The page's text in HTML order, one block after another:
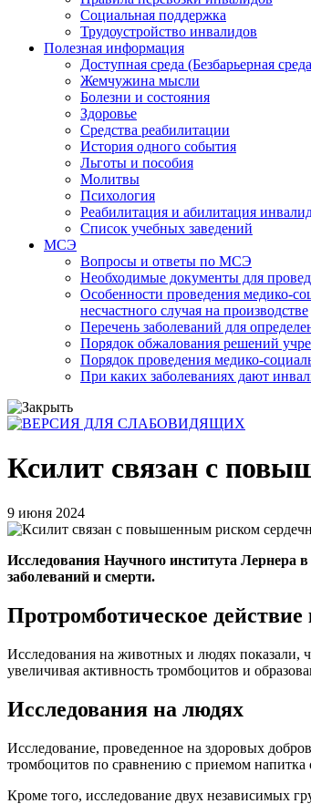
Социальная поддержка
Трудоустройство инвалидов
Полезная информация
Доступная среда (Безбарьерная
Жемчужина мысли
Болезни и состояния
Здоровье
Средства реабилитации
История одного события
Льготы и пособия
Молитвы
Психология
Реабилитация и абилитация
Список учебных заведений
МСЭ
Вопросы и ответы по МСЭ
Необходимые документы для
Особенности проведения медико-
несчастного случая на производстве
Перечень заболеваний для
Порядок обжалования решений
Порядок проведения медико-
При каких заболеваниях дают
Ксилит связан с
9 июня 2024
Исследования Научного института Лернера
заболеваний и смерти.
Протромботическое действие
Исследования на животных и людях показали,
увеличивая активность тромбоцитов и
Исследования на людях
Исследование, проведенное на здоровых
тромбоцитов по сравнению с приемом напитка
Кроме того, исследование двух независимых